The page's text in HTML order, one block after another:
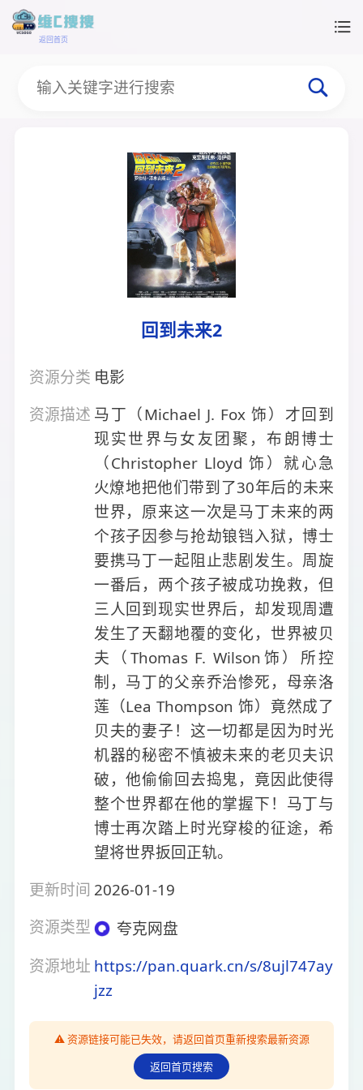
返回首页
回到未来2
资源分类 电影
资源描述 马丁（Michael J. Fox 饰）才回到
现实世界与女友团聚，布朗博士
（Christopher Lloyd 饰）就心急
火燎地把他们带到了30年后的未来
世界，原来这一次是马丁未来的两
个孩子因参与抢劫锒铛入狱，博士
要携马丁一起阻止悲剧发生。周旋
一番后，两个孩子被成功挽救，但
三人回到现实世界后，却发现周遭
发生了天翻地覆的变化，世界被贝
夫（Thomas F. Wilson饰）所控
制，马丁的父亲乔治惨死，母亲洛
莲（Lea Thompson 饰）竟然成了
贝夫的妻子！这一切都是因为时光
机器的秘密不慎被未来的老贝夫识
破，他偷偷回去捣鬼，竟因此使得
整个世界都在他的掌握下！马丁与
博士再次踏上时光穿梭的征途，希
望将世界扳回正轨。
更新时间 2026-01-19
资源类型
夸克网盘
资源地址 https://pan.quark.cn/s/8ujl747ay
jzz
⚠️ 资源链接可能已失效，请返回首页重新搜索最新资源
返回首页搜索